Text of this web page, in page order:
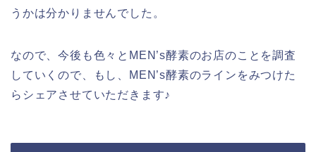
うかは分かりませんでした。
なので、今後も色々とMEN’s酵素のお店のことを調査
していくので、もし、MEN’s酵素のラインをみつけた
らシェアさせていただきます♪